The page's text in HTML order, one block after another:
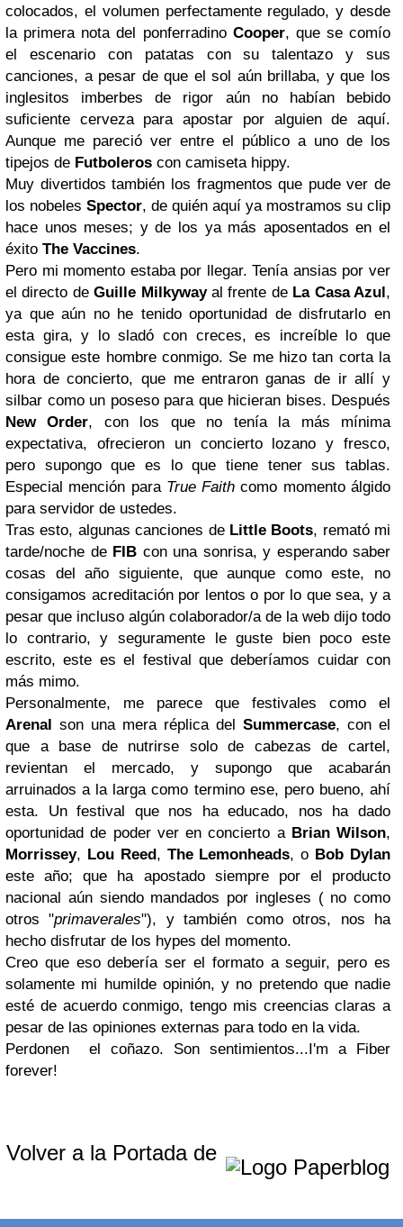
colocados, el volumen perfectamente regulado, y desde
la primera nota del ponferradinoCooper, que se comío
el escenario con patatas con su talentazo y sus
canciones, a pesar de que el sol aún brillaba, y que los
inglesitos imberbes de rigor aún no habían bebido
suficiente cerveza para apostar por alguien de aquí.
Aunque me pareció ver entre el público a uno de los
tipejos de Futboleros con camiseta hippy.
Muy divertidos también los fragmentos que pude ver de
los nobeles Spector, de quién aquí ya mostramos su clip
hace unos meses; y de los ya más aposentados en el
éxito The Vaccines.
Pero mi momento estaba por llegar. Tenía ansias por ver
el directo deGuille Milkywayal frente de La Casa Azul,
ya que aún no he tenido oportunidad de disfrutarlo en
esta gira, y lo sladó con creces, es increíble lo que
consigue este hombre conmigo. Se me hizo tan corta la
hora de concierto, que me entraron ganas de ir allí y
silbar como un poseso para que hicieran bises. Después
New Order, con los que no tenía la más mínima
expectativa, ofrecieron un concierto lozano y fresco,
pero supongo que es lo que tiene tener sus tablas.
Especial mención para True Faithcomo momento álgido
para servidor de ustedes.
Tras esto, algunas canciones de Little Boots, remató mi
tarde/noche de FIB con una sonrisa, y esperando saber
cosas del año siguiente, que aunque como este, no
consigamos acreditación por lentos o por lo que sea, y a
pesar que incluso algún colaborador/a de la web dijo todo
lo contrario, y seguramente le guste bien poco este
escrito, este es el festival que deberíamos cuidar con
más mimo.
Personalmente, me parece que festivales como el
Arenal son una mera réplica del Summercase, con el
que a base de nutrirse solo de cabezas de cartel,
revientan el mercado, y supongo que acabarán
arruinados a la larga como termino ese, pero bueno, ahí
esta. Un festival que nos ha educado, nos ha dado
oportunidad de poder ver en concierto a Brian Wilson,
Morrissey, Lou Reed, The Lemonheads, o Bob Dylan
este año; que ha apostado siempre por el producto
nacional aún siendo mandados por ingleses ( no como
otros "primaverales"), y también como otros, nos ha
hecho disfrutar de los hypes del momento.
Creo que eso debería ser el formato a seguir, pero es
solamente mi humilde opinión, y no pretendo que nadie
esté de acuerdo conmigo, tengo mis creencias claras a
pesar de las opiniones externas para todo en la vida.
Perdonen el coñazo. Son sentimientos...I'm a Fiber
forever!
Volver a la Portada de